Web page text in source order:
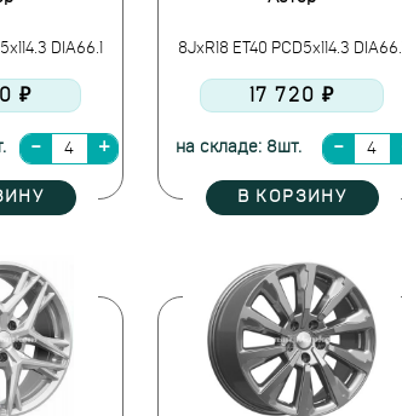
DIA66.1
₽
8JxR18 ET40 PCD5x114.3 DIA66.1
17 720 ₽
на складе: 8шт.
В КОРЗИНУ